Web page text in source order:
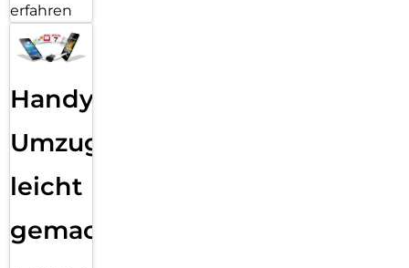
erfahren
Handy
Umzug
leicht
gemacht!